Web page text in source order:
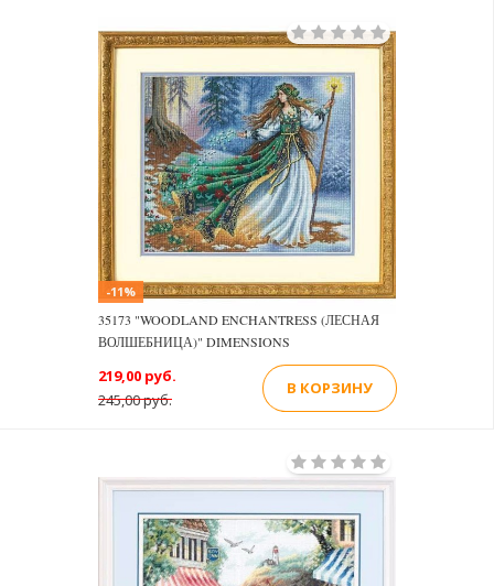
-11%
35173 "WOODLAND ENCHANTRESS (ЛЕСНАЯ
ВОЛШЕБНИЦА)" DIMENSIONS
245,00 руб.
219,00 руб.
В КОРЗИНУ